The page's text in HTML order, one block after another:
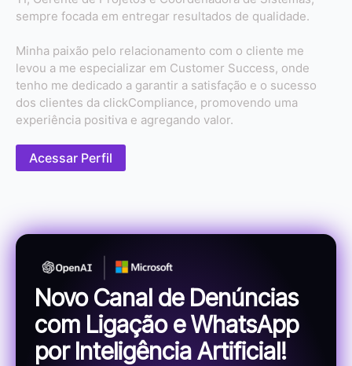
sempre focada em entregar resultados de qualidade.
Minha paixão pelo relacionamento com o cliente me
levou a me especializar em Customer Success, onde
tenho me dedicado a garantir a satisfação e o sucesso
dos clientes da clickCompliance, promovendo uma
experiência positiva e agregando valor.
Acessar Perfil
Novo Canal de Denúncias
com Ligação e WhatsApp
por Inteligência Artificial!